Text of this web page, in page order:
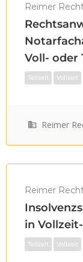
Reimer
Voll- oder
Reimer
Reimer
in